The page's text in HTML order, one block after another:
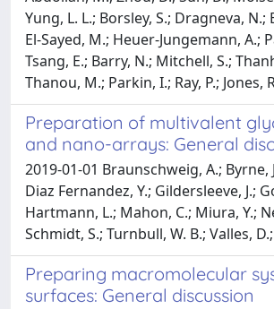
Yung, L. L.; Borsley, S.; Dragneva, N.;
El-Sayed, M.; Heuer-Jungemann, A.;
Tsang, E.; Barry, N.; Mitchell, S.;
Thanou, M.; Parkin, I.; Ray, P.; Jones,
Preparation of multivalent
and nano-arrays: General
2019-01-01 Braunschweig, A.; Byrne,
Diaz Fernandez, Y.; Gildersleeve, J.;
Hartmann, L.; Mahon, C.; Miura, Y.;
Schmidt, S.; Turnbull, W. B.; Valles,
Preparing macromolecular
surfaces: General discussion